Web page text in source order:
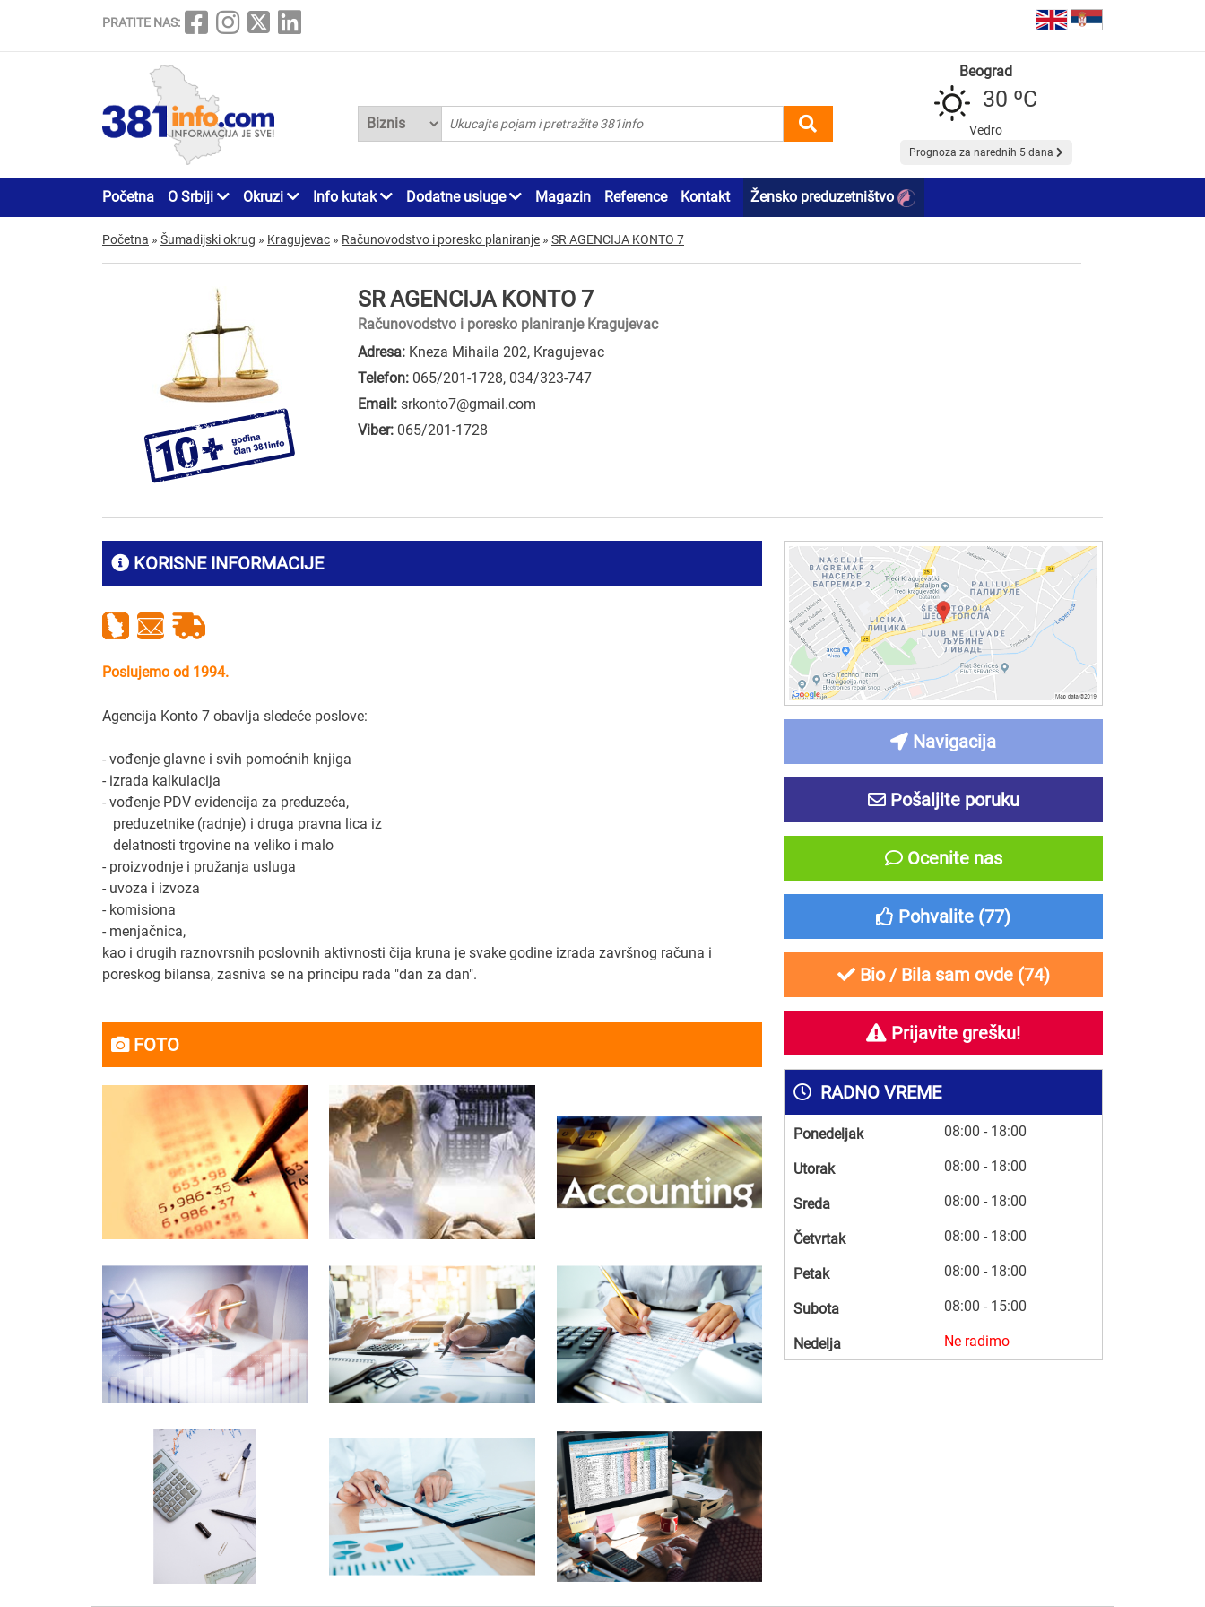
PRATITE NAS:
Beograd
30 ºC
Vedro
Prognoza za narednih 5 dana
Početna O Srbiji Okruzi Info kutak Dodatne usluge Magazin Reference Kontakt Žensko preduzetništvo
Početna » Šumadijski okrug » Kragujevac » Računovodstvo i poresko planiranje » SR AGENCIJA KONTO 7
SR AGENCIJA KONTO 7
Računovodstvo i poresko planiranje Kragujevac
Adresa: Kneza Mihaila 202, Kragujevac
Telefon: 065/201-1728, 034/323-747
Email: srkonto7@gmail.com
Viber: 065/201-1728
KORISNE INFORMACIJE
Poslujemo od 1994.
Agencija Konto 7 obavlja sledeće poslove:
- vođenje glavne i svih pomoćnih knjiga
- izrada kalkulacija
- vođenje PDV evidencija za preduzeća,
preduzetnike (radnje) i druga pravna lica iz
delatnosti trgovine na veliko i malo
- proizvodnje i pružanja usluga
- uvoza i izvoza
- komisiona
- menjačnica,
kao i drugih raznovrsnih poslovnih aktivnosti čija kruna je svake godine izrada završnog računa i
poreskog bilansa, zasniva se na principu rada "dan za dan".
FOTO
Navigacija
Pošaljite poruku
Ocenite nas
Pohvalite (77)
Bio / Bila sam ovde (74)
Prijavite grešku!
RADNO VREME
Ponedeljak 08:00 - 18:00
Utorak 08:00 - 18:00
Sreda 08:00 - 18:00
Četvrtak 08:00 - 18:00
Petak 08:00 - 18:00
Subota 08:00 - 15:00
Nedelja Ne radimo